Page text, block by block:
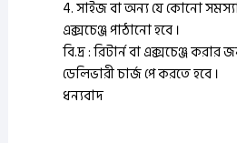
4. সাইজ বা অন্য যে কোনো
এক্সচেঞ্জ পাঠানো হবে ।
বি.দ্র : রিটার্ন বা এক্সচেঞ্জ করার
ডেলিভারী চার্জ পে করতে হবে ।
ধন্যবাদ